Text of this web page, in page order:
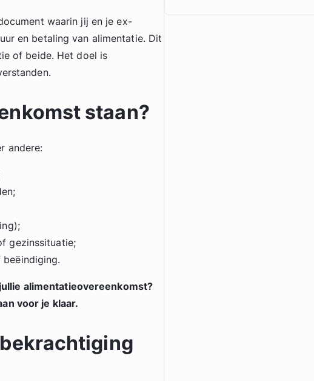
waarin jij en je ex-
en betaling van alimentatie. Dit
of beide. Het doel is
staan?
andere:
gezinssituatie;
alimentatieovereenkomst?
voor je klaar.